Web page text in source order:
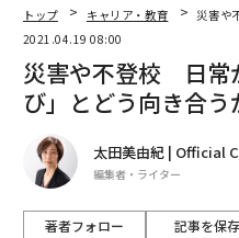
トップ キャリア・教育
災害や
2021.04.19 08:00
災害や不登校 日常
び」とどう向き合
太田美由紀 | Official
編集者・ライター
著者フォロー 記事を保存